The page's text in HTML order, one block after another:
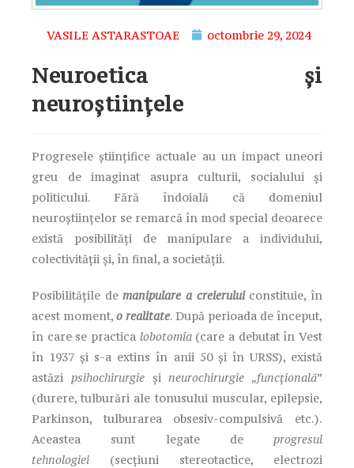
VASILE ASTARASTOAE octombrie 29, 2024
Neuroetica și
neuroștiințele
Progresele științifice actuale au un impact uneori
greu de imaginat asupra culturii, socialului și
politicului. Fără îndoială că domeniul
neuroștiințelor se remarcă în mod special deoarece
există posibilități de manipulare a individului,
colectivității și, în final, a societății.
Posibilitățile de manipulare a creieruluiconstituie, în
acest moment, o realitate. După perioada de început,
în care se practica lobotomia(care a debutat în Vest
în 1937 și s-a extins în anii 50 și în URSS), există
astăzi psihochirurgieși neurochirurgie „funcțională”
(durere, tulburări ale tonusului muscular, epilepsie,
Parkinson, tulburarea obsesiv-compulsivă etc.).
Aceastea sunt legate de progresul
tehnologiei (secțiuni stereotactice, electrozi